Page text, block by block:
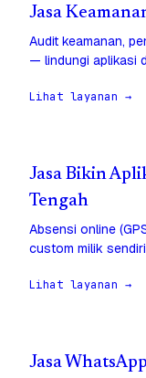
Jasa
Audit keamanan,
— lindungi aplikasi
Lihat layanan →
Jasa Bikin
Tengah
Absensi online
custom milik
Lihat layanan →
Jasa